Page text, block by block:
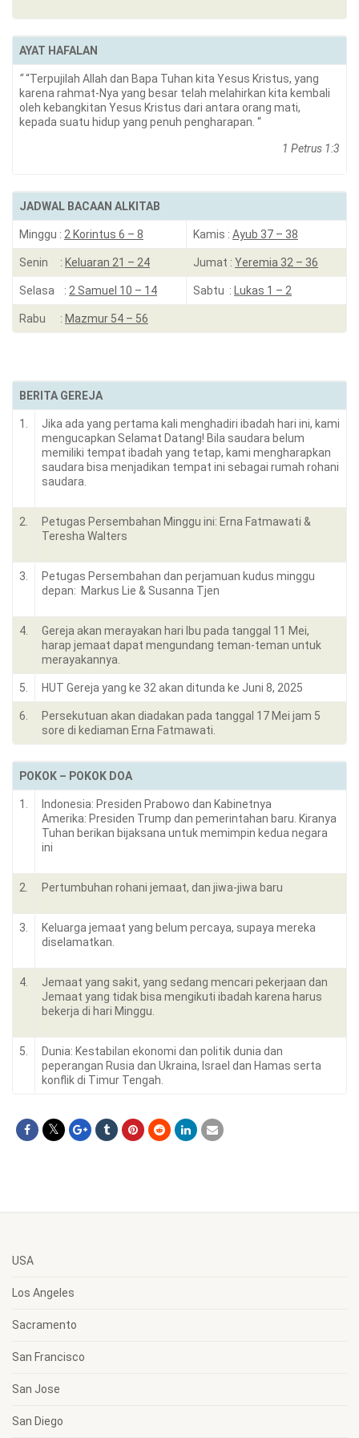
AYAT HAFALAN
““Terpujilah Allah dan Bapa Tuhan kita Yesus Kristus, yang
karena rahmat-Nya yang besar telah melahirkan kita kembali
oleh kebangkitan Yesus Kristus dari antara orang mati,
kepada suatu hidup yang penuh pengharapan. “
1 Petrus 1:3
JADWAL BACAAN ALKITAB
Minggu : 2 Korintus 6 – 8 Kamis : Ayub 37 – 38
Senin : Keluaran 21 – 24 Jumat : Yeremia 32 – 36
Selasa : 2 Samuel 10 – 14 Sabtu : Lukas 1 – 2
Rabu : Mazmur 54 – 56
BERITA GEREJA
1.
Jika ada yang pertama kali menghadiri ibadah hari ini, kami
mengucapkan Selamat Datang! Bila saudara belum
memiliki tempat ibadah yang tetap, kami mengharapkan
saudara bisa menjadikan tempat ini sebagai rumah rohani
saudara.
2.
Petugas Persembahan Minggu ini: Erna Fatmawati &
Teresha Walters
3.
Petugas Persembahan dan perjamuan kudus minggu
depan: Markus Lie & Susanna Tjen
4.
Gereja akan merayakan hari Ibu pada tanggal 11 Mei,
harap jemaat dapat mengundang teman-teman untuk
merayakannya.
5. HUT Gereja yang ke 32 akan ditunda ke Juni 8, 2025
6.
Persekutuan akan diadakan pada tanggal 17 Mei jam 5
sore di kediaman Erna Fatmawati.
POKOK – POKOK DOA
1.
Indonesia: Presiden Prabowo dan Kabinetnya
Amerika: Presiden Trump dan pemerintahan baru. Kiranya
Tuhan berikan bijaksana untuk memimpin kedua negara
ini
2. Pertumbuhan rohani jemaat, dan jiwa-jiwa baru
3.
Keluarga jemaat yang belum percaya, supaya mereka
diselamatkan.
4.
Jemaat yang sakit, yang sedang mencari pekerjaan dan
Jemaat yang tidak bisa mengikuti ibadah karena harus
bekerja di hari Minggu.
5.
Dunia: Kestabilan ekonomi dan politik dunia dan
peperangan Rusia dan Ukraina, Israel dan Hamas serta
konflik di Timur Tengah.
USA
Los Angeles
Sacramento
San Francisco
San Jose
San Diego